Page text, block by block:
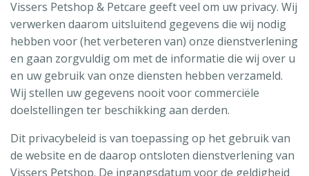
Vissers Petshop & Petcare geeft veel om uw privacy. Wij
verwerken daarom uitsluitend gegevens die wij nodig
hebben voor (het verbeteren van) onze dienstverlening
en gaan zorgvuldig om met de informatie die wij over u
en uw gebruik van onze diensten hebben verzameld.
Wij stellen uw gegevens nooit voor commerciële
doelstellingen ter beschikking aan derden.
Dit privacybeleid is van toepassing op het gebruik van
de website en de daarop ontsloten dienstverlening van
Vissers Petshop. De ingangsdatum voor de geldigheid